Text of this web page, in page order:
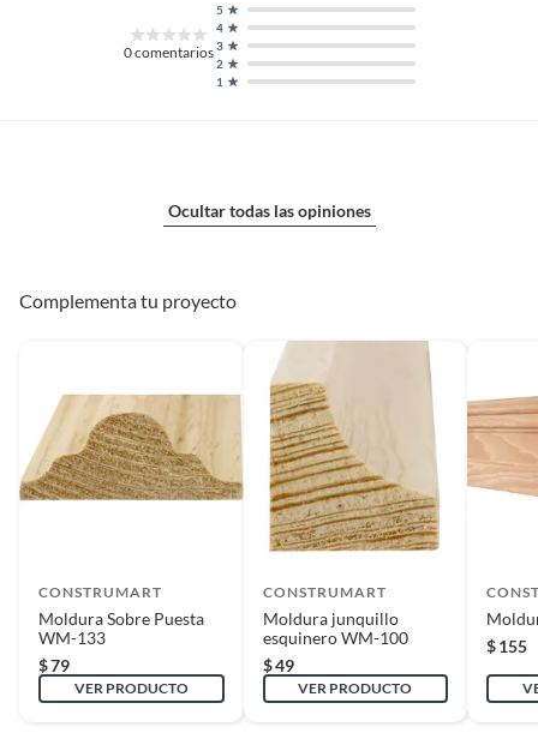
0comentarios
1
2
3
4
5
Ocultar todas las opiniones
Complementa tu proyecto
CONSTRUMART
Moldura Sobre Puesta
WM-133
$79
VER PRODUCTO
CONSTRUMART
Moldura junquillo
esquinero WM-100
$49
VER PRODUCTO
$155